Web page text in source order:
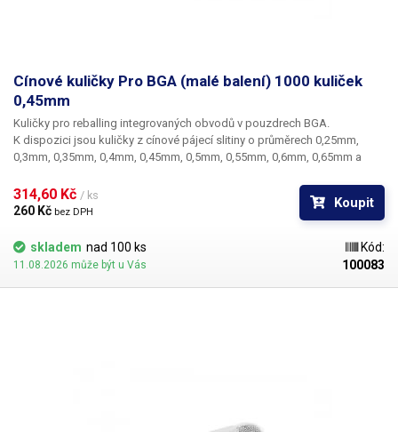
Cínové kuličky Pro BGA (malé balení) 1000 kuliček
0,45mm
Kuličky pro reballing integrovaných obvodů v pouzdrech BGA.
K dispozici jsou kuličky z cínové pájecí slitiny o průměrech 0,25mm,
0,3mm, 0,35mm, 0,4mm, 0,45mm, 0,5mm, 0,55mm, 0,6mm, 0,65mm a
BGA mřížky pro překuličkování. Ampule obsahuje vždy 1000 kusů
kuliček o daném průměru.
314,60 Kč / ks
260 Kč bez DPH
Koupit
skladem nad 100 ks
11.08.2026 může být u Vás
Kód:
100083